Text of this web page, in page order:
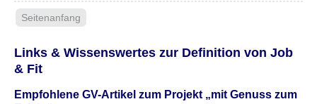
Seitenanfang
Links & Wissenswertes zur Definition von Job
& Fit
Empfohlene GV-Artikel zum Projekt „mit Genuss zum